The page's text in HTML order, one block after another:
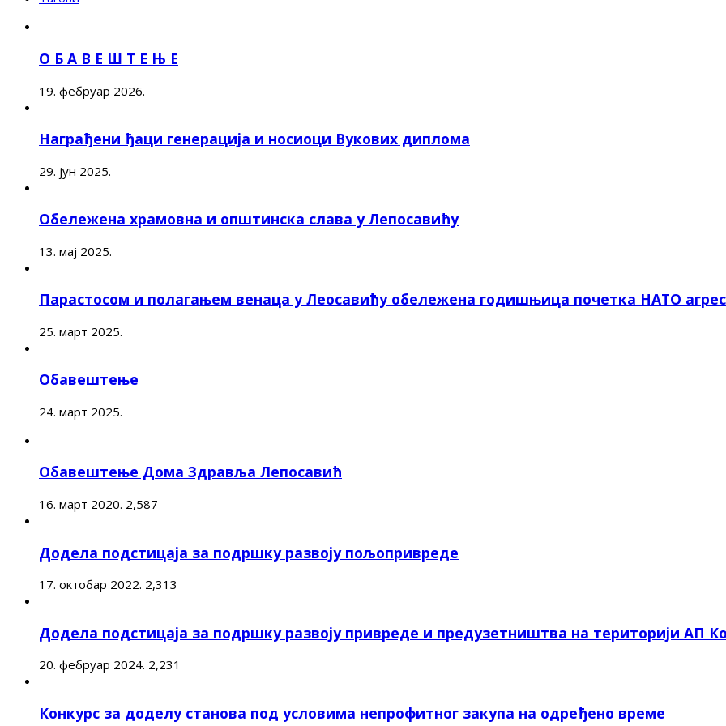
О Б А В Е Ш Т Е Њ Е
19. фебруар 2026.
Награђени ђаци генерација и носиоци Вукових диплома
29. јун 2025.
Обележена храмовна и општинска слава у Лепосавићу
13. мај 2025.
Парастосом и полагањем венаца у Леосавићу обележена годишњица почетка НАТО
25. март 2025.
Обавештење
24. март 2025.
Обавештење Дома Здравља Лепосавић
16. март 2020. 2,587
Додела подстицаја за подршку развоју пољопривреде
17. октобар 2022. 2,313
Додела подстицаја за подршку развоју привреде и предузетништва на територији АП
20. фебруар 2024. 2,231
Конкурс за доделу станова под условима непрофитног закупа на одређено време